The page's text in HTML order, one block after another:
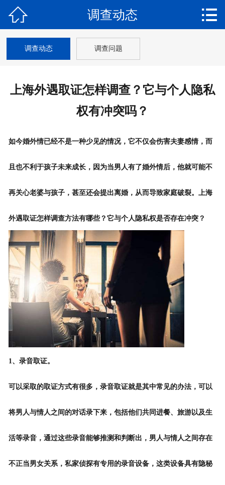
调查新闻
调查保密
调查流程
调查收费
联系我们
 调查动态 
调查动态 调查问题
上海外遇取证怎样调查？它与个人隐私
权有冲突吗？
如今婚外情已经不是一种少见的情况，它不仅会伤害夫妻感情，而
且也不利于孩子未来成长，因为当男人有了婚外情后，他就可能不
再关心老婆与孩子，甚至还会提出离婚，从而导致家庭破裂。上海
外遇取证怎样调查方法有哪些？它与个人隐私权是否存在冲突？
1、录音取证。
可以采取的取证方式有很多，录音取证就是其中常见的办法，可以
将男人与情人之间的对话录下来，包括他们共同进餐、旅游以及生
活等录音，通过这些录音能够推测和判断出，男人与情人之间存在
不正当男女关系，私家侦探有专用的录音设备，这类设备具有隐秘